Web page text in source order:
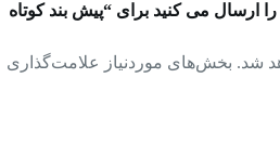
ارسال می کنید برای “پیش بند کوتاه
شد. بخش‌های موردنیاز علامت‌گذاری